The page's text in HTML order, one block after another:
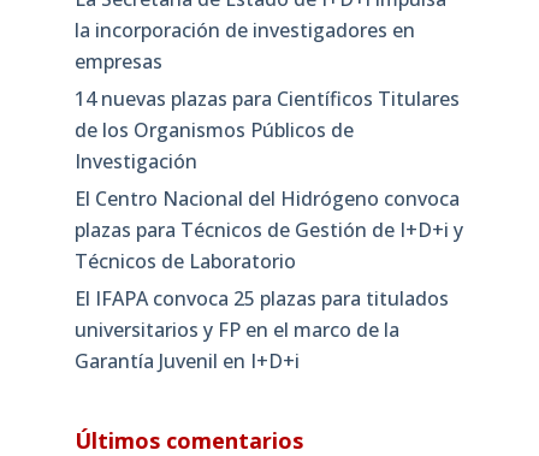
la incorporación de investigadores en
empresas
14 nuevas plazas para Científicos Titulares
de los Organismos Públicos de
Investigación
El Centro Nacional del Hidrógeno convoca
plazas para Técnicos de Gestión de I+D+i y
Técnicos de Laboratorio
El IFAPA convoca 25 plazas para titulados
universitarios y FP en el marco de la
Garantía Juvenil en I+D+i
Últimos comentarios